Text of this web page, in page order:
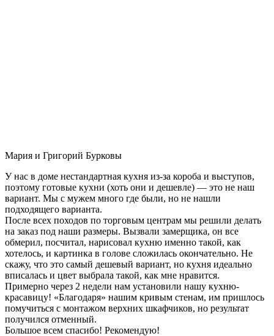
Мария и Григорий Бурковы
У нас в доме нестандартная кухня из-за короба и выступов,
поэтому готовые кухни (хоть они и дешевле) — это не наш
вариант. Мы с мужем много где были, но не нашли
подходящего варианта.
После всех походов по торговым центрам мы решили делать
на заказ под наши размеры. Вызвали замерщика, он все
обмерил, посчитал, нарисовал кухню именно такой, как
хотелось, и картинка в голове сложилась окончательно. Не
скажу, что это самый дешевый вариант, но кухня идеально
вписалась и цвет выбрала такой, как мне нравится.
Примерно через 2 недели нам установили нашу кухню-
красавицу! «Благодаря» нашим кривым стенам, им пришлось
помучиться с монтажом верхних шкафчиков, но результат
получился отменный.
Большое всем спасибо! Рекомендую!